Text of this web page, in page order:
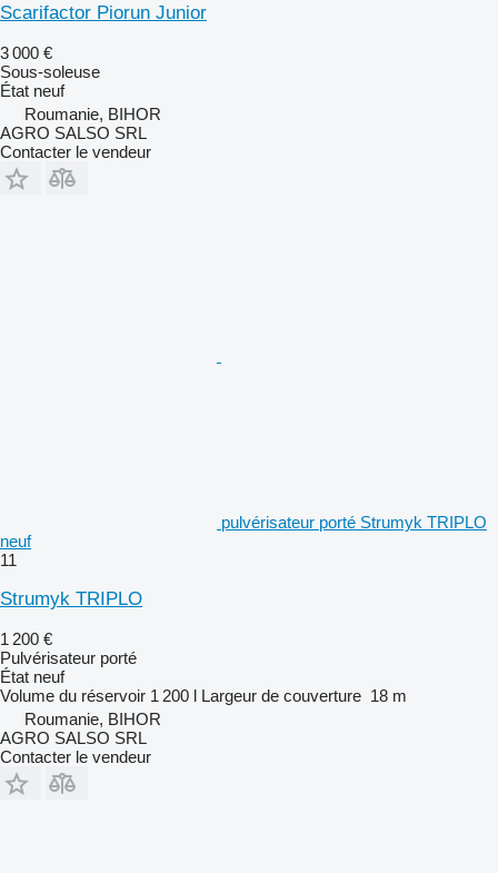
Scarifactor Piorun Junior
3 000 €
Sous-soleuse
État neuf
Roumanie, BIHOR
AGRO SALSO SRL
Contacter le vendeur
pulvérisateur porté Strumyk TRIPLO
neuf
11
Strumyk TRIPLO
1 200 €
Pulvérisateur porté
État neuf
Volume du réservoir 1 200 l Largeur de couverture 18 m
Roumanie, BIHOR
AGRO SALSO SRL
Contacter le vendeur